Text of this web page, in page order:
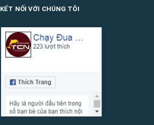
KẾT NỐI VỚI CHÚNG TÔI